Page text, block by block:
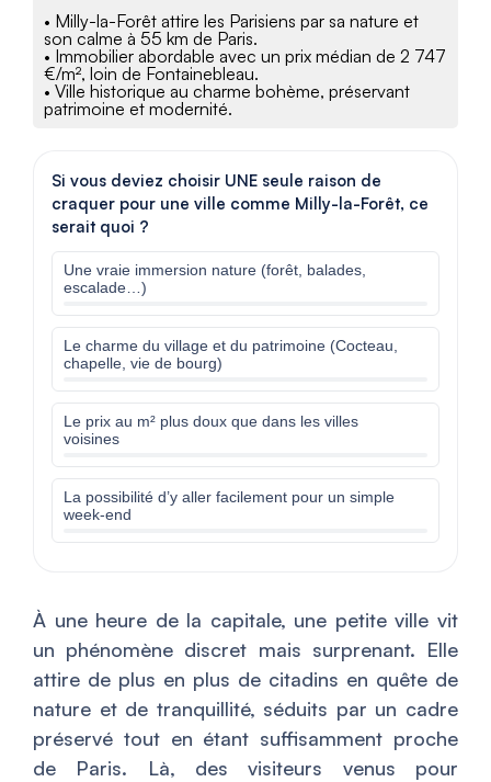
• Milly-la-Forêt attire les Parisiens par sa nature et
son calme à 55 km de Paris.
• Immobilier abordable avec un prix médian de 2 747
€/m², loin de Fontainebleau.
• Ville historique au charme bohème, préservant
patrimoine et modernité.
Si vous deviez choisir UNE seule raison de
craquer pour une ville comme Milly-la-Forêt, ce
serait quoi ?
Une vraie immersion nature (forêt, balades,
escalade…)
Le charme du village et du patrimoine (Cocteau,
chapelle, vie de bourg)
Le prix au m² plus doux que dans les villes
voisines
La possibilité d’y aller facilement pour un simple
week-end
À une heure de la capitale, une petite ville vit
un phénomène discret mais surprenant. Elle
attire de plus en plus de citadins en quête de
nature et de tranquillité, séduits par un cadre
préservé tout en étant suffisamment proche
de Paris. Là, des visiteurs venus pour